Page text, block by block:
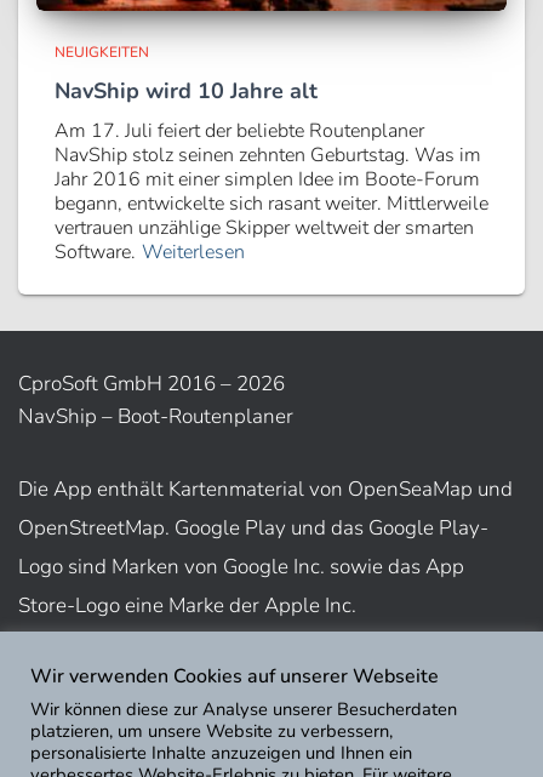
NEUIGKEITEN
NavShip wird 10 Jahre alt
Am 17. Juli feiert der beliebte Routenplaner
NavShip stolz seinen zehnten Geburtstag. Was im
Jahr 2016 mit einer simplen Idee im Boote-Forum
begann, entwickelte sich rasant weiter. Mittlerweile
vertrauen unzählige Skipper weltweit der smarten
Software. Weiterlesen
CproSoft GmbH 2016 – 2026
NavShip – Boot-Routenplaner
Die App enthält Kartenmaterial von OpenSeaMap und
OpenStreetMap. Google Play und das Google Play-
Logo sind Marken von Google Inc. sowie das App
Store-Logo eine Marke der Apple Inc.
Nutzungsbedingungen
Impressum
Datenschutz
Wir verwenden Cookies auf unserer Webseite
Wir können diese zur Analyse unserer Besucherdaten
platzieren, um unsere Website zu verbessern,
personalisierte Inhalte anzuzeigen und Ihnen ein